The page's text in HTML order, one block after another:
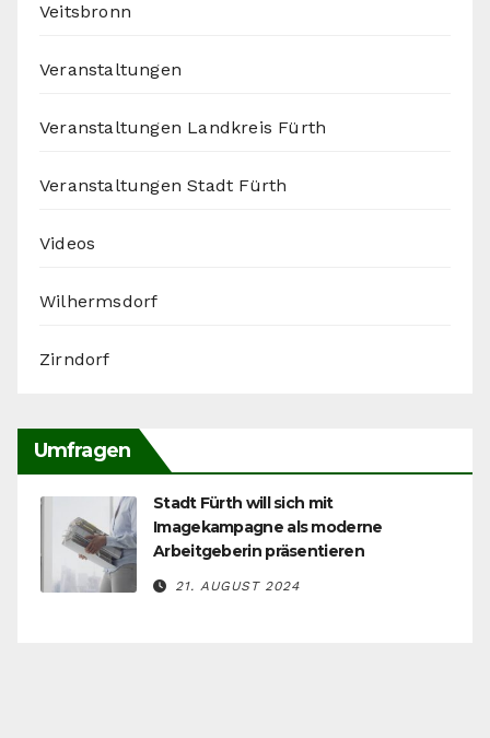
Veitsbronn
Veranstaltungen
Veranstaltungen Landkreis Fürth
Veranstaltungen Stadt Fürth
Videos
Wilhermsdorf
Zirndorf
Umfragen
Stadt Fürth will sich mit
Imagekampagne als moderne
Arbeitgeberin präsentieren
21. AUGUST 2024